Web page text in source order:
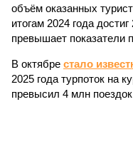
объём оказанных
итогам 2024 года
превышает показатели
В октябре стало
2025 года турпоток на
превысил 4 млн